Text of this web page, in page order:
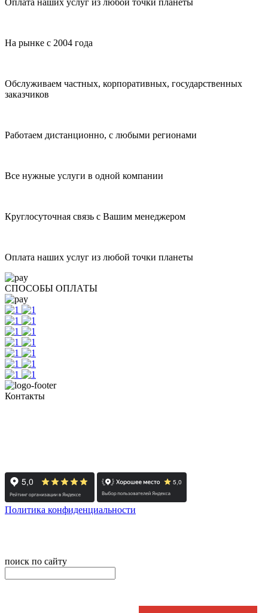
Оплата наших услуг из любой точки планеты
На рынке с 2004 года
Обслуживаем частных, корпоративных, государственных
заказчиков
Работаем дистанционно, с любыми регионами
Все нужные услуги в одной компании
Круглосуточная связь с Вашим менеджером
Оплата наших услуг из любой точки планеты
СПОСОБЫ ОПЛАТЫ
Контакты
Политика конфиденциальности
поиск по сайту